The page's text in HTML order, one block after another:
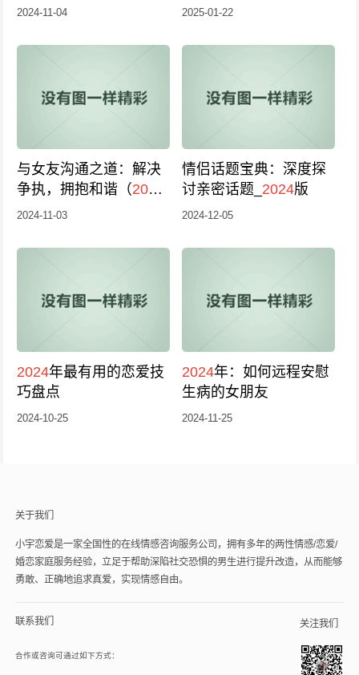
2024-11-04 2025-01-22
与女友沟通之道：解决
争执，拥抱和谐（2024
版）
2024-11-03
情侣话题宝典：深度探
讨亲密话题_ 2024版
2024-12-05
2024年最有用的恋爱技
巧盘点
2024-10-25
2024年：如何远程安慰
生病的女朋友
2024-11-25
关于我们
小宇恋爱是一家全国性的在线情感咨询服务公司，拥有多年的两性情感/恋爱/
婚恋家庭服务经验，立足于帮助深陷社交恐惧的男生进行提升改造，从而能够
勇敢、正确地追求真爱，实现情感自由。
联系我们
合作或咨询可通过如下方式：
关注我们